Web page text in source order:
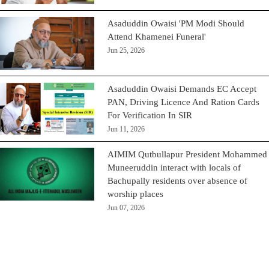
Asaduddin Owaisi 'PM Modi Should
Attend Khamenei Funeral'
Jun 25, 2026
Asaduddin Owaisi Demands EC Accept
PAN, Driving Licence And Ration Cards
For Verification In SIR
Jun 11, 2026
AIMIM Qutbullapur President Mohammed
Muneeruddin interact with locals of
Bachupally residents over absence of
worship places
Jun 07, 2026